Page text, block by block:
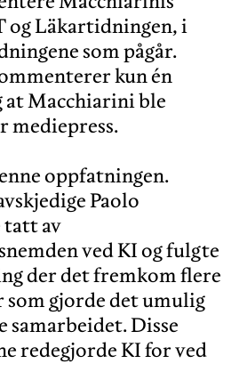
Läkartidningen, i
som pågår.
kun én
at Macchiarini ble
mediepress.
oppfatningen.
Paolo
tatt av
ved KI og fulgte
der det fremkom flere
gjorde det umulig
samarbeidet. Disse
redegjorde KI for ved